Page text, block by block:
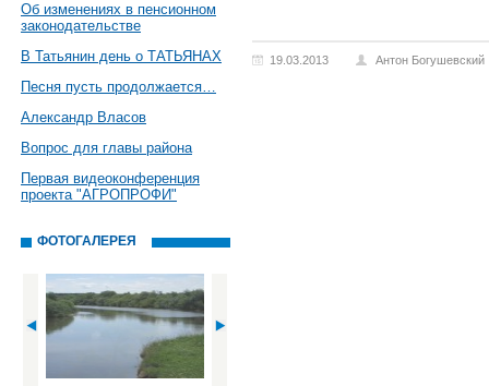
Об изменениях в пенсионном
законодательстве
В Татьянин день о ТАТЬЯНАХ
Песня пусть продолжается…
Александр Власов
Вопрос для главы района
Первая видеоконференция
проекта "АГРОПРОФИ"
ФОТОГАЛЕРЕЯ
19.03.2013 Антон Богушевский